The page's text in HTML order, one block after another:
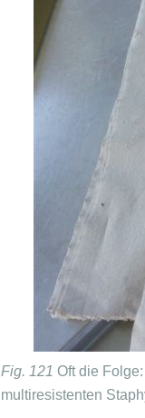
Fig. 121 Oft die
multiresistenten